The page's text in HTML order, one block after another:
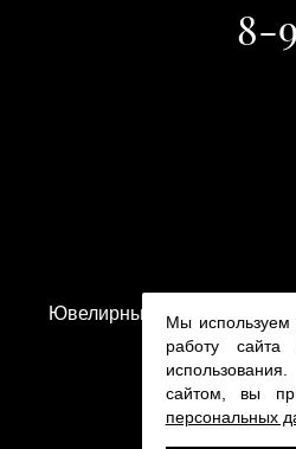
8-
Ювелирные изделия в
Мы
работу сайта
сайтом, вы
персональных